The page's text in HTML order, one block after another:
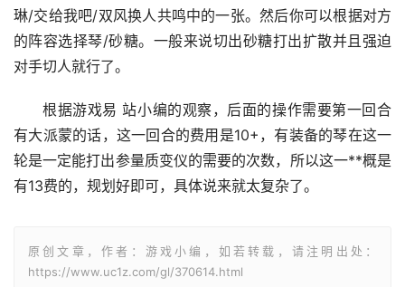
琳/交给我吧/双风换人共鸣中的一张。然后你可以根据对方
的阵容选择琴/砂糖。一般来说切出砂糖打出扩散并且强迫
对手切人就行了。
根据游戏易 站小编的观察，后面的操作需要第一回合
有大派蒙的话，这一回合的费用是10+，有装备的琴在这一
轮是一定能打出参量质变仪的需要的次数，所以这一**概是
有13费的，规划好即可，具体说来就太复杂了。
原创文章，作者：游戏小编，如若转载，请注明出处：
https://www.uc1z.com/gl/370614.html